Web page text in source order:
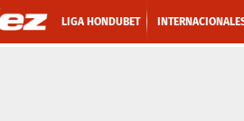
LIGA HONDUBET